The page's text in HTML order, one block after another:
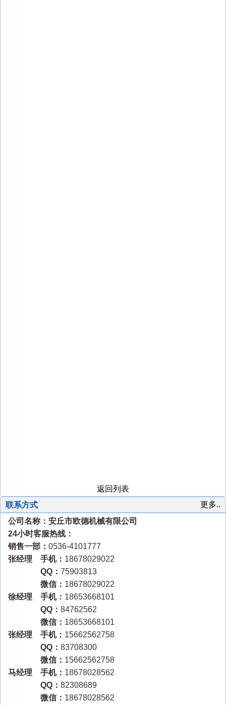
返回列表
更多..
联系方式
公司名称：安丘市欧德机械有限公司
24小时客服热线：
销售一部： 0536-4101777
张经理 手机： 18678029022
QQ： 75903813
微信： 18678029022
徐经理 手机： 18653668101
QQ： 84762562
微信： 18653668101
张经理 手机： 15662562758
QQ： 83708300
微信： 15662562758
马经理 手机： 18678028562
QQ： 82308689
微信： 18678028562